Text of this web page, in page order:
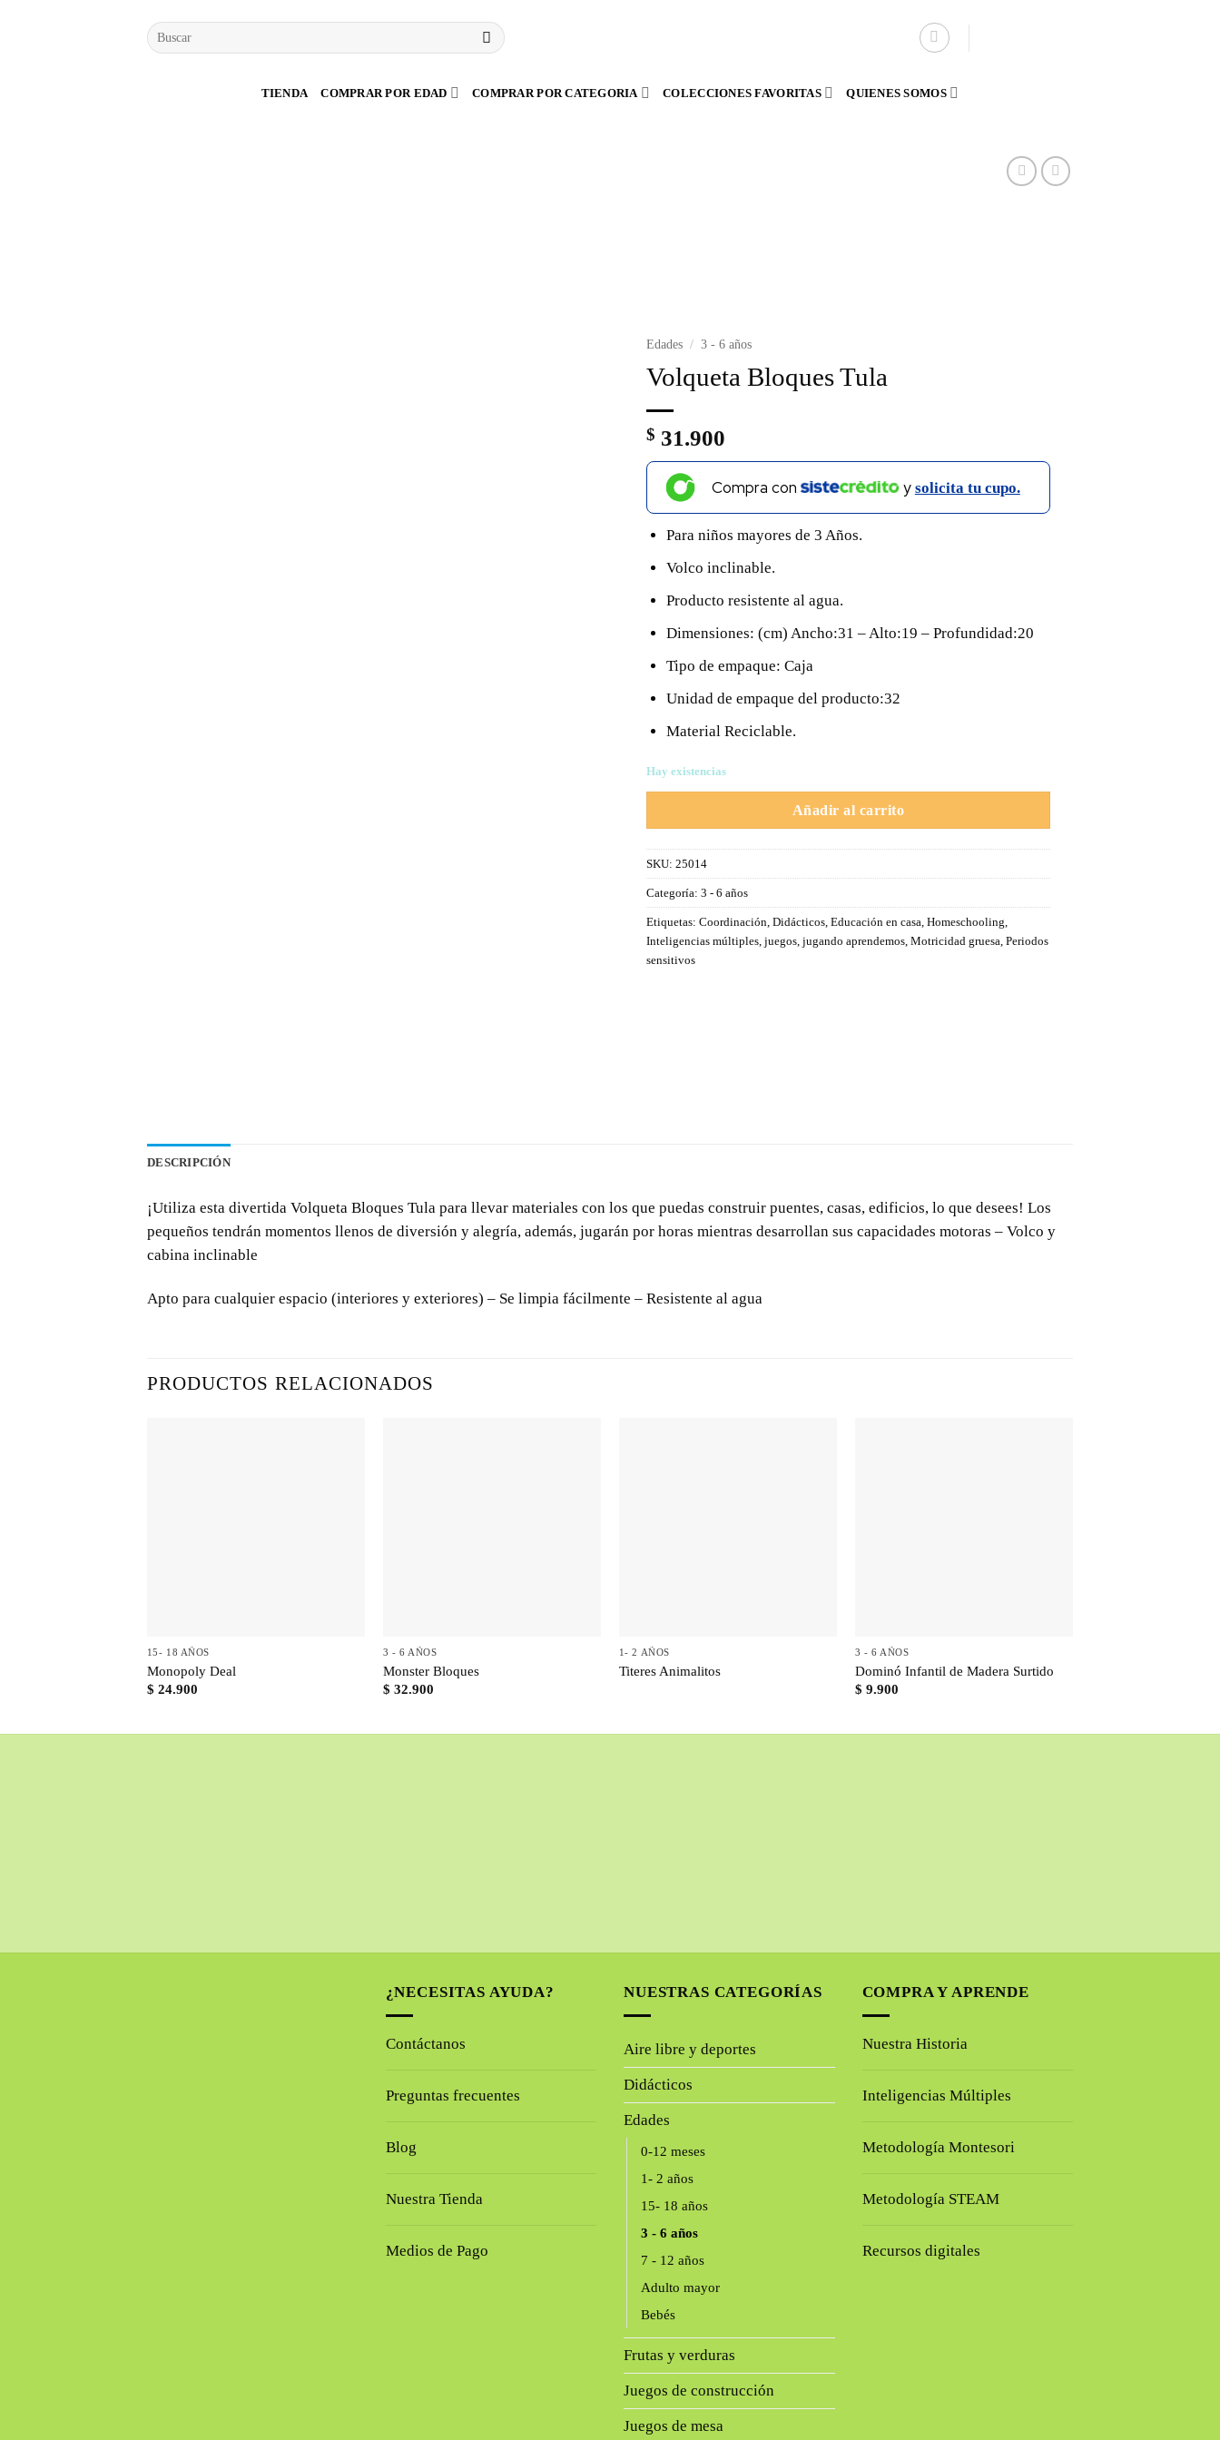
Buscar
por:
TIENDA COMPRAR POR EDAD COMPRAR POR CATEGORIA COLECCIONES FAVORITAS QUIENES SOMOS
Edades / 3 - 6 años
Volqueta Bloques Tula
$ 31.900
Compra con y solicita tu cupo.
Para niños mayores de 3 Años.
Volco inclinable.
Producto resistente al agua.
Dimensiones: (cm) Ancho:31 – Alto:19 – Profundidad:20
Tipo de empaque: Caja
Unidad de empaque del producto:32
Material Reciclable.
Hay existencias
Añadir al carrito
SKU: 25014
Categoría: 3 - 6 años
Etiquetas: Coordinación Didácticos, Educación en casa Homeschooling
Inteligencias múltiples, juegos, jugando aprendemos, Motricidad gruesa Periodos
sensitivos
DESCRIPCIÓN
¡Utiliza esta divertida Volqueta Bloques Tula para llevar materiales con los que puedas construir puentes, casas, edificios, lo que desees! Los
pequeños tendrán momentos llenos de diversión y alegría, además, jugarán por horas mientras desarrollan sus capacidades motoras – Volco y
cabina inclinable
Apto para cualquier espacio (interiores y exteriores) – Se limpia fácilmente – Resistente al agua
PRODUCTOS RELACIONADOS
15- 18 AÑOS
Monopoly Deal
$ 24.900
3 - 6 AÑOS
Monster Bloques
$ 32.900
1- 2 AÑOS
Titeres Animalitos
3 - 6 AÑOS
Dominó Infantil de Madera Surtido
$ 9.900
¿NECESITAS AYUDA?
Contáctanos
Preguntas frecuentes
Blog
Nuestra Tienda
Medios de Pago
NUESTRAS CATEGORÍAS
Aire libre y deportes
Didácticos
Edades
0-12 meses
1- 2 años
15- 18 años
3 - 6 años
7 - 12 años
Adulto mayor
Bebés
Frutas y verduras
Juegos de construcción
Juegos de mesa
COMPRA Y APRENDE
Nuestra Historia
Inteligencias Múltiples
Metodología Montesori
Metodología STEAM
Recursos digitales